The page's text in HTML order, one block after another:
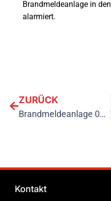
Brandmeldeanlage in
alarmiert.
ZURÜCK
Brandmeldeanlage 06.07
Kontakt